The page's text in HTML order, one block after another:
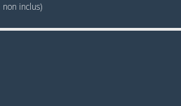
non inclus)